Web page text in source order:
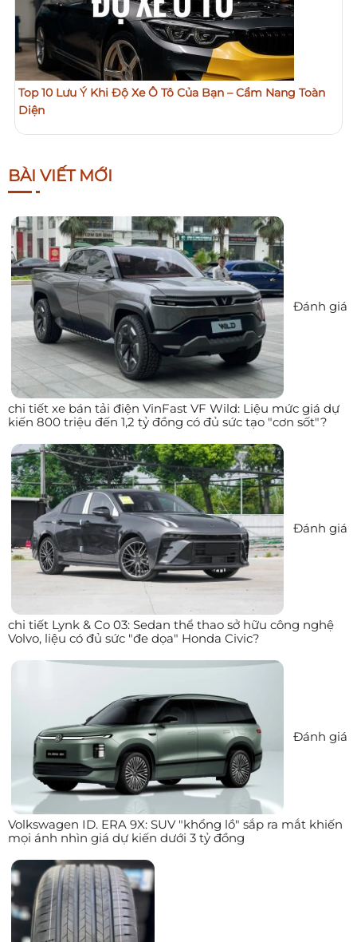
Top 10 Lưu Ý Khi Độ Xe Ô Tô Của Bạn – Cẩm Nang Toàn
Diện
BÀI VIẾT MỚI
Đánh giá
chi tiết xe bán tải điện VinFast VF Wild: Liệu mức giá dự
kiến 800 triệu đến 1,2 tỷ đồng có đủ sức tạo "cơn sốt"?
Đánh giá
chi tiết Lynk & Co 03: Sedan thể thao sở hữu công nghệ
Volvo, liệu có đủ sức "đe dọa" Honda Civic?
Đánh giá
Volkswagen ID. ERA 9X: SUV "khổng lồ" sắp ra mắt khiến
mọi ánh nhìn giá dự kiến dưới 3 tỷ đồng